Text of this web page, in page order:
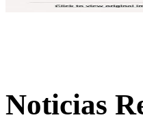
Noticias